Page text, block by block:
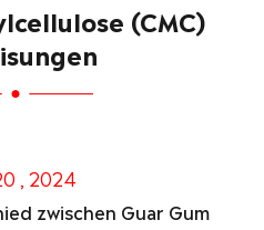
(CMC)
, 2024
zwischen Guar Gum